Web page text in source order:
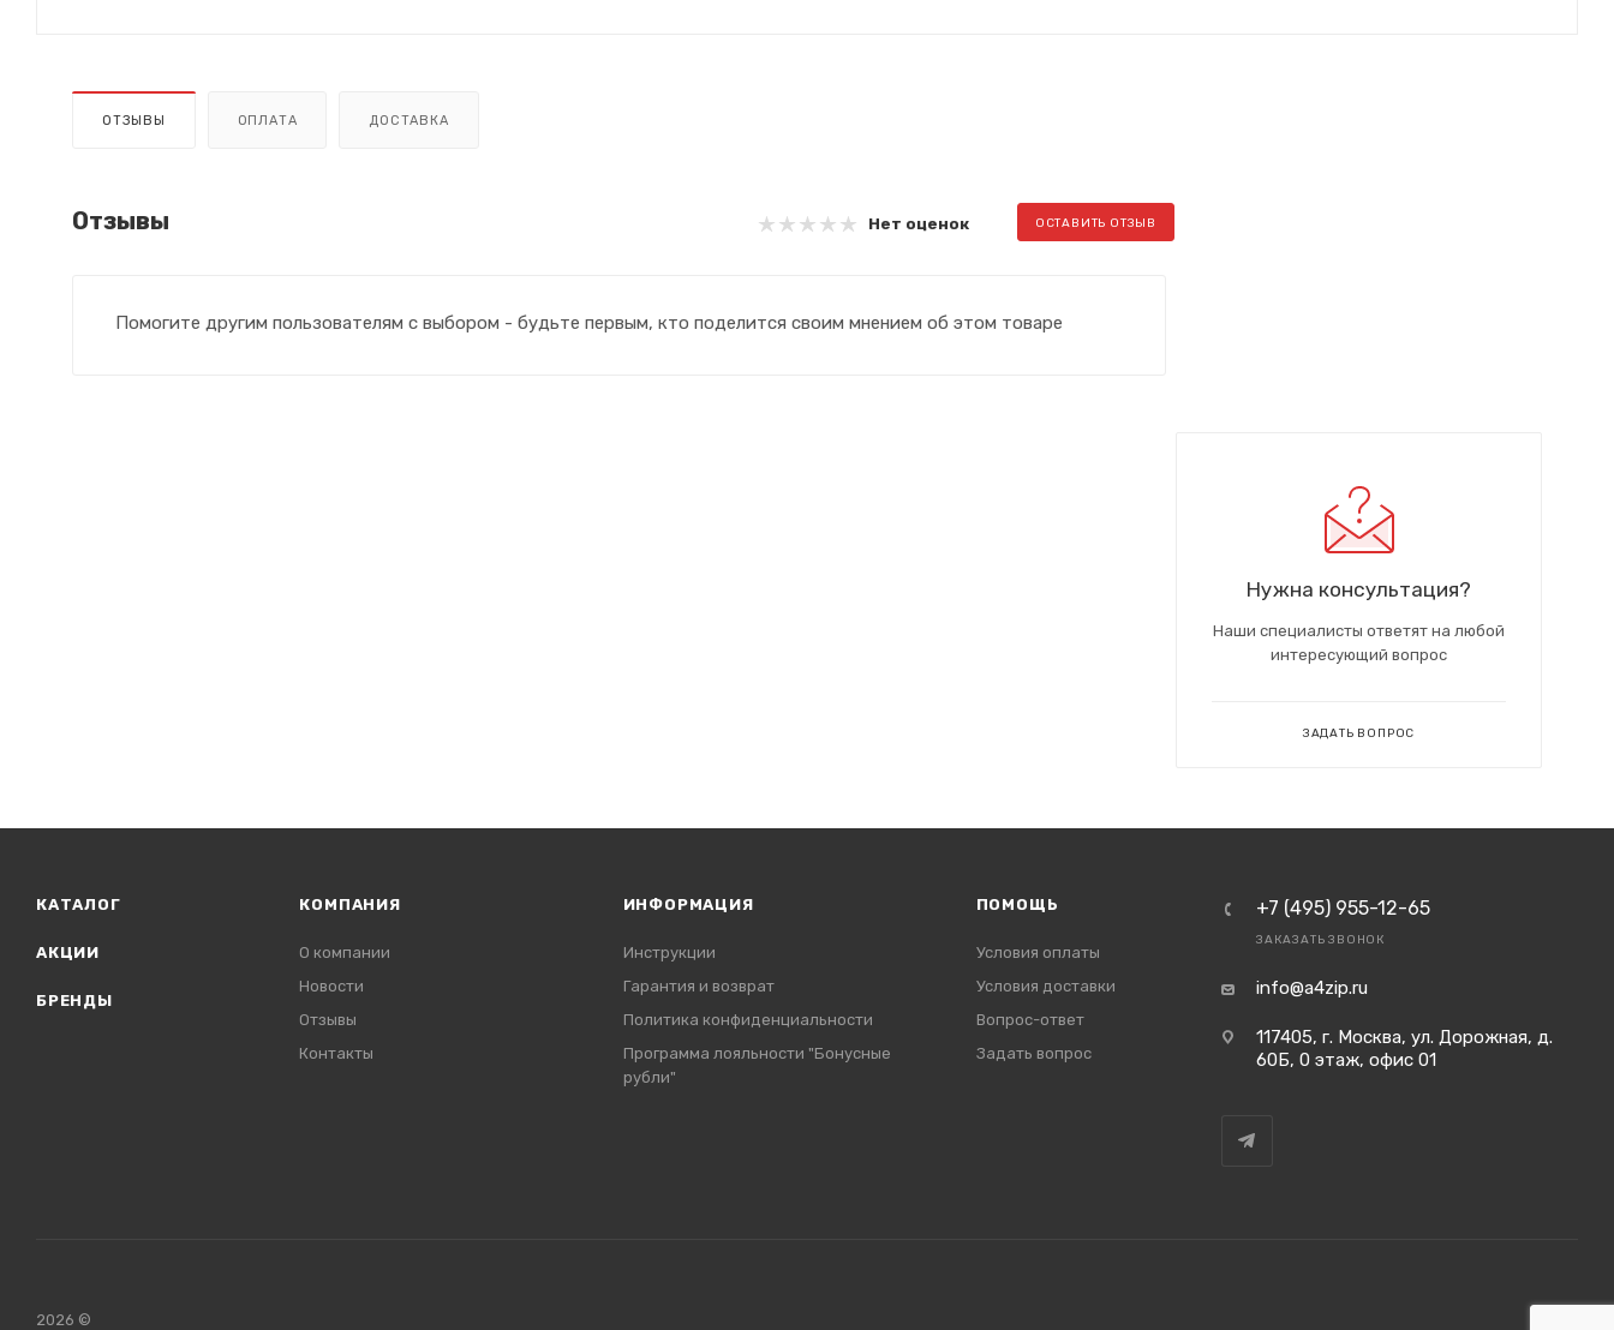
ОТЗЫВЫ ОПЛАТА ДОСТАВКА
Отзывы Нет оценок ОСТАВИТЬ ОТЗЫВ
Помогите другим пользователям с выбором - будьте первым, кто поделится своим мнением об этом товаре
Нужна консультация?
Наши специалисты ответят на любой
интересующий вопрос
ЗАДАТЬ ВОПРОС
КАТАЛОГ
АКЦИИ
БРЕНДЫ
КОМПАНИЯ
О компании
Новости
Отзывы
Контакты
ИНФОРМАЦИЯ
Инструкции
Гарантия и возврат
Политика конфиденциальности
Программа лояльности "Бонусные
рубли"
ПОМОЩЬ
Условия оплаты
Условия доставки
Вопрос-ответ
Задать вопрос
+7 (495) 955-12-65
ЗАКАЗАТЬ ЗВОНОК
info@a4zip.ru
117405, г. Москва, ул. Дорожная, д.
60Б, 0 этаж, офис 01
2026 ©